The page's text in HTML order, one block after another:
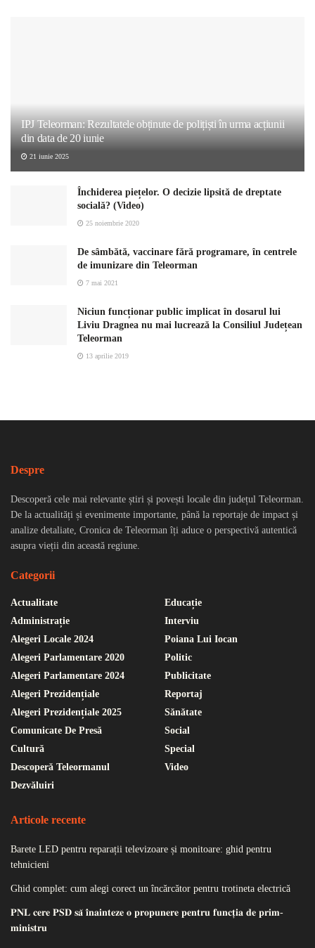
IPJ Teleorman: Rezultatele obținute de polițiști în urma acțiunii
din data de 20 iunie
21 iunie 2025
Închiderea piețelor. O decizie lipsită de dreptate
socială? (Video)
25 noiembrie 2020
De sâmbătă, vaccinare fără programare, în centrele
de imunizare din Teleorman
7 mai 2021
Niciun funcționar public implicat în dosarul lui
Liviu Dragnea nu mai lucrează la Consiliul Județean
Teleorman
13 aprilie 2019
Despre
Descoperă cele mai relevante știri și povești locale din județul Teleorman.
De la actualități și evenimente importante, până la reportaje de impact și
analize detaliate, Cronica de Teleorman îți aduce o perspectivă autentică
asupra vieții din această regiune.
Categorii
Actualitate
Administrație
Alegeri Locale 2024
Alegeri Parlamentare 2020
Alegeri Parlamentare 2024
Alegeri Prezidențiale
Alegeri Prezidențiale 2025
Comunicate De Presă
Cultură
Descoperă Teleormanul
Dezvăluiri
Educație
Interviu
Poiana Lui Iocan
Politic
Publicitate
Reportaj
Sănătate
Social
Special
Video
Articole recente
Barete LED pentru reparații televizoare și monitoare: ghid pentru
tehnicieni
Ghid complet: cum alegi corect un încărcător pentru trotineta electrică
𝐏𝐍𝐋 𝐜𝐞𝐫𝐞 𝐏𝐒𝐃 𝐬𝐚̆ 𝐢̂𝐧𝐚𝐢𝐧𝐭𝐞𝐳𝐞 𝐨 𝐩𝐫𝐨𝐩𝐮𝐧𝐞𝐫𝐞 𝐩𝐞𝐧𝐭𝐫𝐮 𝐟𝐮𝐧𝐜𝐭̦𝐢𝐚 𝐝𝐞 𝐩𝐫𝐢𝐦-
𝐦𝐢𝐧𝐢𝐬𝐭𝐫𝐮